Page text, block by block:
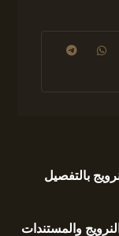
بالتفصيل
والمستندات